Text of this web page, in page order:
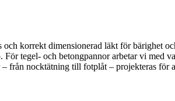
korrekt dimensionerad läkt för bärighet
tegel- och betongpannor arbetar vi med
från nocktätning till fotplåt – projekteras för